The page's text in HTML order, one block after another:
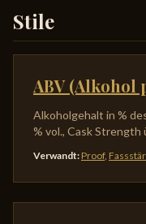
Stile
ABV (Alkohol
Alkoholgehalt in %
% vol., Cask Strength
Verwandt: Proof,